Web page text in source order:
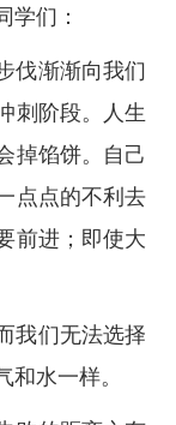
学们：
伐渐渐向我们
刺阶段。人生
掉馅饼。自己
点点的不利去
前进；即使大
我们无法选择
水一样。